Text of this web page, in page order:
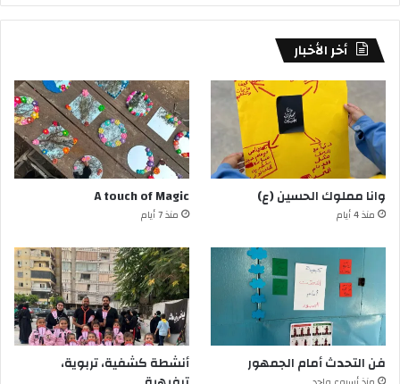
أخر الأخبار
وانا مملوك الحسين (ع)
منذ 4 أيام
A touch of Magic
منذ 7 أيام
فن التحدث أمام الجمهور
أنشطة كشفية، تربوية،